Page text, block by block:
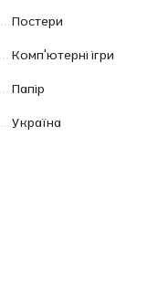
Постери
Комп'ютерні ігри
Папір
Україна